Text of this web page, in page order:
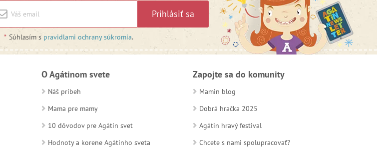
Prihlásiť sa
* Súhlasím s pravidlami ochrany súkromia.
O Agátinom svete
Náš príbeh
Mama pre mamy
10 dôvodov pre Agátin svet
Hodnoty a korene Agátinho sveta
Zapojte sa do komunity
Mamin blog
Dobrá hračka 2025
Agátin hravý festival
Chcete s nami spolupracovať?